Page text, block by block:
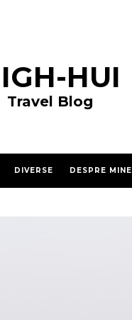
HUI
Travel Blog
DIVERSE DESPRE MINE